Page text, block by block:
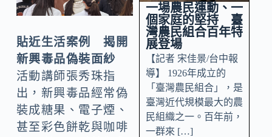
貼近生活案例 揭開
新興毒品偽裝面紗
活動講師張秀珠指
出，新興毒品經常偽
裝成糖果、電子煙、
甚至彩色餅乾與咖啡
一場農民運動、一
個家庭的堅持 臺
灣農民組合百年特
展登場
【記者 宋佳景/台中報
導】 1926年成立的
「臺灣農民組合」，是
臺灣近代規模最大的農
民組織之一。百年前，
一群來 […]